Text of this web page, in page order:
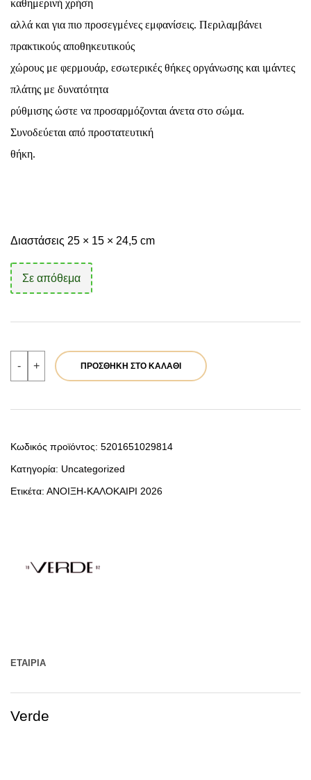
καθημερινή χρήση
αλλά και για πιο προσεγμένες εμφανίσεις. Περιλαμβάνει
πρακτικούς αποθηκευτικούς
χώρους με φερμουάρ, εσωτερικές θήκες οργάνωσης και ιμάντες
πλάτης με δυνατότητα
ρύθμισης ώστε να προσαρμόζονται άνετα στο σώμα.
Συνοδεύεται από προστατευτική
θήκη.
Διαστάσεις 25 × 15 × 24,5 cm
Σε απόθεμα
-
Verde
Γυναικείο
Σακίδιο
ποσότητα
+ ΠΡΟΣΘΉΚΗ ΣΤΟ ΚΑΛΆΘΙ
Κωδικός προϊόντος: 5201651029814
Κατηγορία: Uncategorized
Ετικέτα: ΑΝΟΙΞΗ-ΚΑΛΟΚΑΙΡΙ 2026
ΕΤΑΙΡΊΑ
Verde